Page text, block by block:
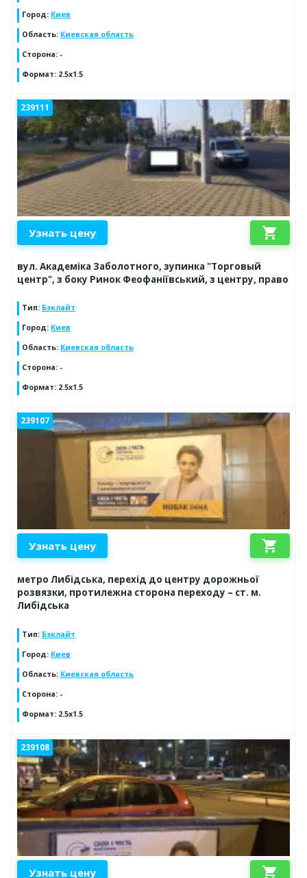
Город: Киев
Область: Киевская область
Сторона: -
Формат: 2.5x1.5
239111
Узнать цену shopping_cart
вул. Академіка Заболотного, зупинка "Торговый
центр", з боку Ринок Феофаніївський, з центру, право
Тип: Бэклайт
Город: Киев
Область: Киевская область
Сторона: -
Формат: 2.5x1.5
239107
Узнать цену shopping_cart
метро Либідська, перехід до центру дорожньої
розвязки, протилежна сторона переходу – ст. м.
Либідська
Тип: Бэклайт
Город: Киев
Область: Киевская область
Сторона: -
Формат: 2.5x1.5
239108
Узнать цену shopping_cart